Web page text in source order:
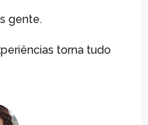
gente.
torna tudo